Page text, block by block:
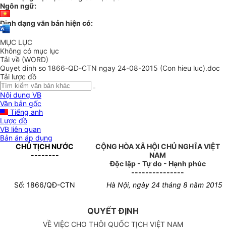
Ngôn ngữ:
Định dạng văn bản hiện có:
MỤC LỤC
Không có mục lục
Tải về (WORD)
Quyet dinh so 1866-QD-CTN ngay 24-08-2015 (Con hieu luc).doc
Tải lược đồ
Nội dung VB
Văn bản gốc
Tiếng anh
Lược đồ
VB liên quan
Bản án áp dụng
CHỦ TỊCH NƯỚC
--------
CỘNG HÒA XÃ HỘI CHỦ NGHĨA VIỆT
NAM
Độc lập - Tự do - Hạnh phúc
---------------
Số: 1866/QĐ-CTN Hà Nội, ngày 24 tháng 8 năm 2015
QUYẾT ĐỊNH
VỀ VIỆC CHO THÔI QUỐC TỊCH VIỆT NAM